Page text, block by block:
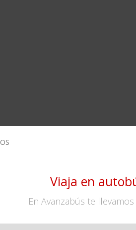
Viaja en
En Avanzabús te